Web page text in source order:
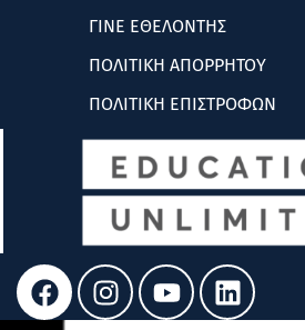
ΓΙΝΕ ΕΘΕΛΟΝΤΗΣ
ΠΟΛΙΤΙΚΗ ΑΠΟΡΡΗΤΟΥ
ΠΟΛΙΤΙΚΗ ΕΠΙΣΤΡΟΦΩΝ